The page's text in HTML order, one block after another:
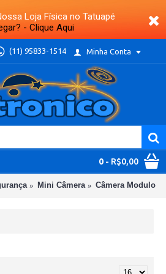
Loja Física no Tatuapé
- Clique Aqui
(11) 95833-1514 Minha Conta
0 - R$0,00
Mini Câmera Câmera Modulo